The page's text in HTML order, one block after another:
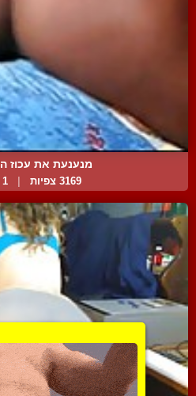
מנענעת את עכוז
3169 צפיות 1 המלצות